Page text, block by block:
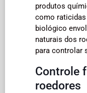
produtos
como
biológico
naturais dos
para controlar
Controle
roedores